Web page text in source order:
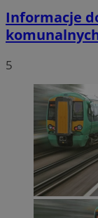
Informacje
5